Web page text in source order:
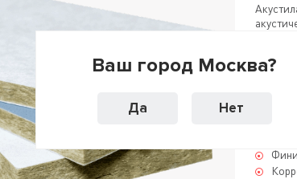
Ваш город Москва?
Да Нет